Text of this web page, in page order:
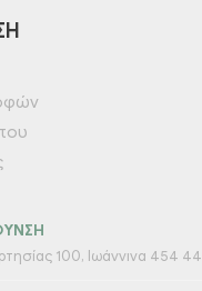
100, Ιωάννινα 454 44